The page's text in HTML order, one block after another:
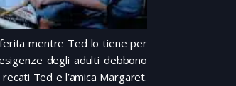
mentre Ted lo tiene per
degli adulti debbono
Ted e l’amica Margaret.